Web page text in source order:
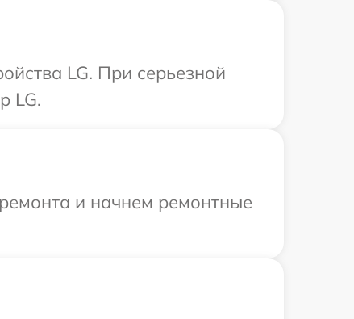
LG. При серьезной
LG.
и начнем ремонтные